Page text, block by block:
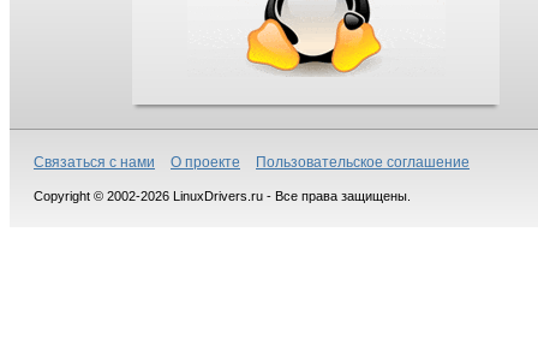
Связаться с нами О проекте Пользовательское соглашение
Copyright © 2002-2026 LinuxDrivers.ru - Все права защищены.